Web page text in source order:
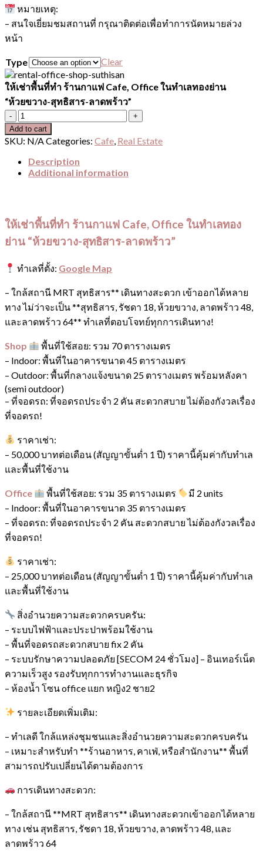
หมายเหตุ:
– สนใจเยี่ยมชมสถานที่ กรุณาติดต่อเพื่อทำการนัดหมายล่วง
หน้า
Type Clear
ให้เช่าพื้นที่ทำ ร้านกาแฟ Cafe, Office ในทำเลทองย่าน
“ห้วยขวาง-สุทธิสาร-ลาดพร้าว”
ให้
เช่า
พื้นที่
ทำ
ร้าน
Office
ใน
ทำเล
ย่าน
สุทธิสาร-
ลาดพร้าว"
quantity
Add to cart
SKU: N/ACategories: Cafe, Real Estate
Description
Additional information
ให้เช่าพื้นที่ทำ ร้านกาแฟ Cafe, Office ในทำเลทอง
ย่าน “ห้วยขวาง-สุทธิสาร-ลาดพร้าว”
ทำเลที่ตั้ง: Google Map
– ใกล้สถานี MRT สุทธิสาร** เดินทางสะดวก เข้าออกได้หลาย
ทาง ไม่ว่าจะเป็น **สุทธิสาร, รัชดา 18, ห้วยขวาง, ลาดพร้าว 48,
และลาดพร้าว 64** ทำเลที่ตอบโจทย์ทุกการเดินทาง!
Shop
พื้นที่ใช้สอย: รวม 70 ตารางเมตร
– Indoor: พื้นที่ในอาคารขนาด 45 ตารางเมตร
– Outdoor: พื้นที่กลางแจ้งขนาด 25 ตารางเมตร พร้อมหลังคา
(semi outdoor)
– ที่จอดรถ: ที่จอดรถประจำ 2 คัน สะดวกสบาย ไม่ต้องกังวลเรื่อง
ที่จอดรถ!
ราคาเช่า:
– 50,000 บาทต่อเดือน (สัญญาขั้นต่ำ 1 ปี) ราคานี้คุ้มค่ากับทำเล
และพื้นที่ใช้งาน
Office พื้นที่ใช้สอย: รวม 35 ตารางเมตร
มี 2 units
– Indoor: พื้นที่ในอาคารขนาด 35 ตารางเมตร
– ที่จอดรถ: ที่จอดรถประจำ 2 คัน สะดวกสบาย ไม่ต้องกังวลเรื่อง
ที่จอดรถ!
ราคาเช่า:
– 25,000 บาทต่อเดือน (สัญญาขั้นต่ำ 1 ปี) ราคานี้คุ้มค่ากับทำเล
และพื้นที่ใช้งาน
สิ่งอำนวยความสะดวกครบครัน:
– ระบบไฟฟ้าและประปาพร้อมใช้งาน
– พื้นที่จอดรถสะดวกสบาย fix 2 คัน
– ระบบรักษาความปลอดภัย [SECOM 24 ชั่วโมง] – อินเทอร์เน็ต
ความเร็วสูง รองรับทุกการทำงานและธุรกิจ
– ห้องน้ำ โซน office แยก หญิง2 ชาย2
รายละเอียดเพิ่มเติม:
– ทำเลดี ใกล้แหล่งชุมชนและสิ่งอำนวยความสะดวกครบครัน
– เหมาะสำหรับทำ **ร้านอาหาร, คาเฟ่, หรือสำนักงาน** พื้นที่
สามารถปรับเปลี่ยนได้ตามต้องการ
การเดินทางสะดวก:
– ใกล้สถานี **MRT สุทธิสาร** เดินทางสะดวกเข้าออกได้หลาย
ทาง เช่น สุทธิสาร, รัชดา 18, ห้วยขวาง, ลาดพร้าว 48, และ
ลาดพร้าว 64